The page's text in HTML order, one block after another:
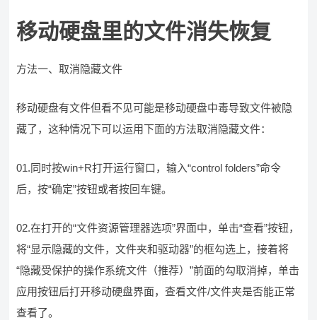
移动硬盘里的文件消失恢复
方法一、取消隐藏文件
移动硬盘有文件但看不见可能是移动硬盘中毒导致文件被隐
藏了，这种情况下可以运用下面的方法取消隐藏文件：
01.同时按win+R打开运行窗口，输入“control folders”命令
后，按“确定”按钮或者按回车键。
02.在打开的“文件资源管理器选项”界面中，单击“查看”按钮，
将“显示隐藏的文件，文件夹和驱动器”的框勾选上，接着将
“隐藏受保护的操作系统文件（推荐）”前面的勾取消掉，单击
应用按钮后打开移动硬盘界面，查看文件/文件夹是否能正常
查看了。